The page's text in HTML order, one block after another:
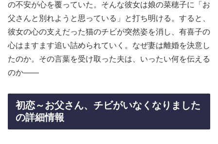
の不安が心を覆っていた。そんな彼女は娘の菜穂子に「お
父さんと別れようと思っている」と打ち明ける。すると、
彼女の心の支えだった猫のチビが突然姿を消し、有喜子の
心はますます追い詰められていく。なぜ妻は離婚を決意し
たのか。その言葉を受け取った夫は、いったい何を伝える
のか――
初恋～お父さん、チビがいなくなりました
の詳細情報